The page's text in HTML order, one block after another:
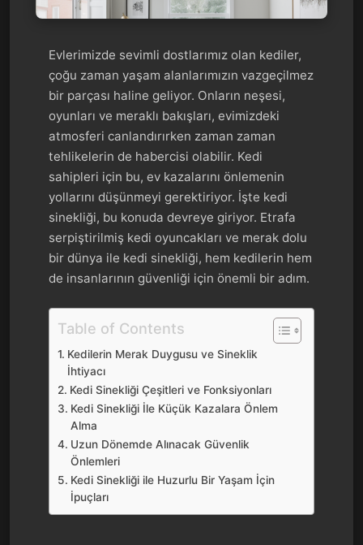
Evlerimizde sevimli dostlarımız olan kediler,
çoğu zaman yaşam alanlarımızın vazgeçilmez
bir parçası haline geliyor. Onların neşesi,
oyunları ve meraklı bakışları, evimizdeki
atmosferi canlandırırken zaman zaman
tehlikelerin de habercisi olabilir. Kedi
sahipleri için bu, ev kazalarını önlemenin
yollarını düşünmeyi gerektiriyor. İşte kedi
sinekliği, bu konuda devreye giriyor. Etrafa
serpiştirilmiş kedi oyuncakları ve merak dolu
bir dünya ile kedi sinekliği, hem kedilerin hem
de insanlarının güvenliği için önemli bir adım.
Table of Contents
Kedilerin Merak Duygusu ve Sineklik
İhtiyacı
Kedi Sinekliği Çeşitleri ve Fonksiyonları
Kedi Sinekliği İle Küçük Kazalara Önlem
Alma
Uzun Dönemde Alınacak Güvenlik
Önlemleri
Kedi Sinekliği ile Huzurlu Bir Yaşam İçin
İpuçları